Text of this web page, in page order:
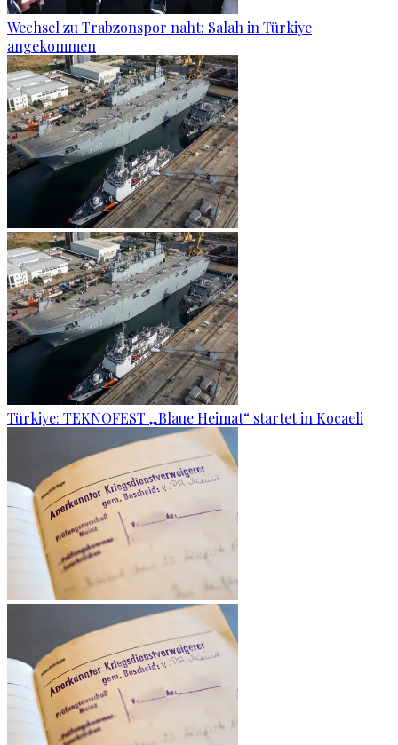
Wechsel zu Trabzonspor naht: Salah in Türkiye
angekommen
Türkiye: TEKNOFEST „Blaue Heimat“ startet in Kocaeli